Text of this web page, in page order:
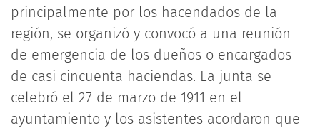
principalmente por los hacendados de la
región, se organizó y convocó a una reunión
de emergencia de los dueños o encargados
de casi cincuenta haciendas. La junta se
celebró el 27 de marzo de 1911 en el
ayuntamiento y los asistentes acordaron que